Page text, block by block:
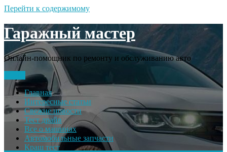
Перейти к содержимому
Гаражный мастер
Онлайн-помощник по ремонту и обслуживанию авто
Главная
Интересные статьи
Свежие новости
Тест драйв
Все о машинах
Автомобильные запчасти
Краш тест